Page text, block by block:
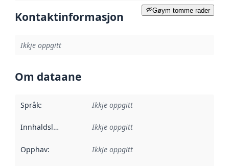
Gøym tomme rader
Kontaktinformasjon
Ikkje oppgitt
Om dataane
Språk: Ikkje oppgitt
Innhaldsleverandørar :
Ikkje oppgitt
Opphav: Ikkje oppgitt